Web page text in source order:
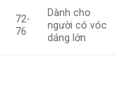
72-
76
Dành cho
người có vóc
dáng lớn